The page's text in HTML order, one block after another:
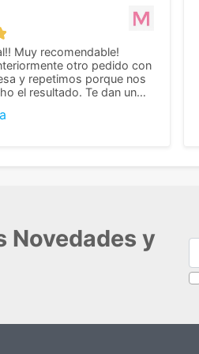
Muy recomendable!
otro pedido con
y repetimos porque nos
el resultado. Te dan un
cuando se trata
Novedades y